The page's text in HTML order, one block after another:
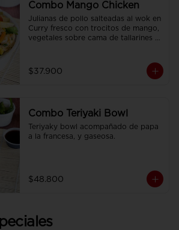
Combo Mango Chicken
Julianas de pollo salteadas al wok en
Curry fresco con trocitos de mango,
vegetales sobre cama de tallarines
$37.900
Combo Teriyaki Bowl
Teriyaky bowl acompañado de papa
a la francesa, y gaseosa.
$48.800